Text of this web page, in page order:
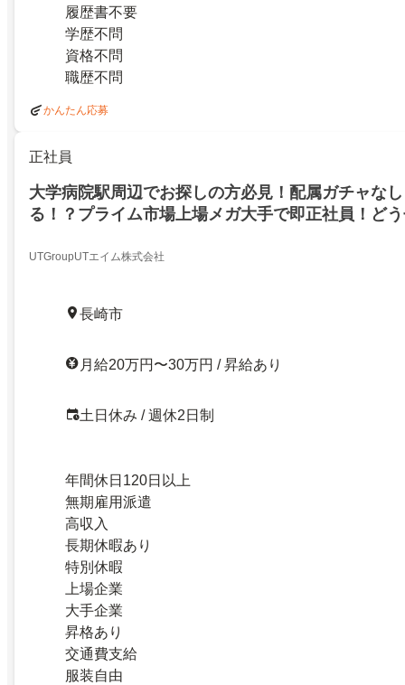
履歴書不要
学歴不問
資格不問
職歴不問
かんたん応募
正社員
大学病院駅周辺でお探しの方必見！配属ガチャな
る！？プライム市場上場メガ大手で即正社員！ど
長崎市
UTGroupUTエイム株式会社
長崎市
月給20万円〜30万円 / 昇給あり
土日休み / 週休2日制
年間休日120日以上
無期雇用派遣
高収入
長期休暇あり
特別休暇
上場企業
大手企業
昇格あり
交通費支給
服装自由